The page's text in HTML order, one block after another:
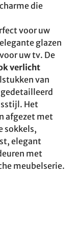
die
voor uw
glazen
uw tv. De
verlicht
van
Het
afgezet met
sokkels,
elegant
met
meubelserie.